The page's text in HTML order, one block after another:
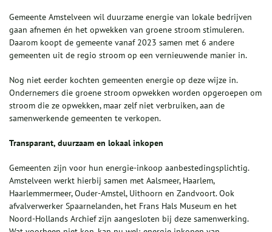
Gemeente Amstelveen wil duurzame energie van lokale bedrijven
gaan afnemen én het opwekken van groene stroom stimuleren.
Daarom koopt de gemeente vanaf 2023 samen met 6 andere
gemeenten uit de regio stroom op een vernieuwende manier in.
Nog niet eerder kochten gemeenten energie op deze wijze in.
Ondernemers die groene stroom opwekken worden opgeroepen om
stroom die ze opwekken, maar zelf niet verbruiken, aan de
samenwerkende gemeenten te verkopen.
Transparant, duurzaam en lokaal inkopen
Gemeenten zijn voor hun energie-inkoop aanbestedingsplichtig.
Amstelveen werkt hierbij samen met Aalsmeer, Haarlem,
Haarlemmermeer, Ouder-Amstel, Uithoorn en Zandvoort. Ook
afvalverwerker Spaarnelanden, het Frans Hals Museum en het
Noord-Hollands Archief zijn aangesloten bij deze samenwerking.